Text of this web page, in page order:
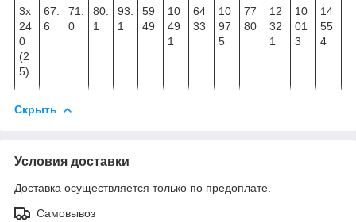
3х
24
0
(2
5)
67.
6
71.
0
80.
1
93.
1
59
49
10
49
1
64
33
10
97
5
77
80
12
32
1
10
01
3
14
55
4
Скрыть
Условия доставки
Доставка осуществляется только по предоплате.
Самовывоз